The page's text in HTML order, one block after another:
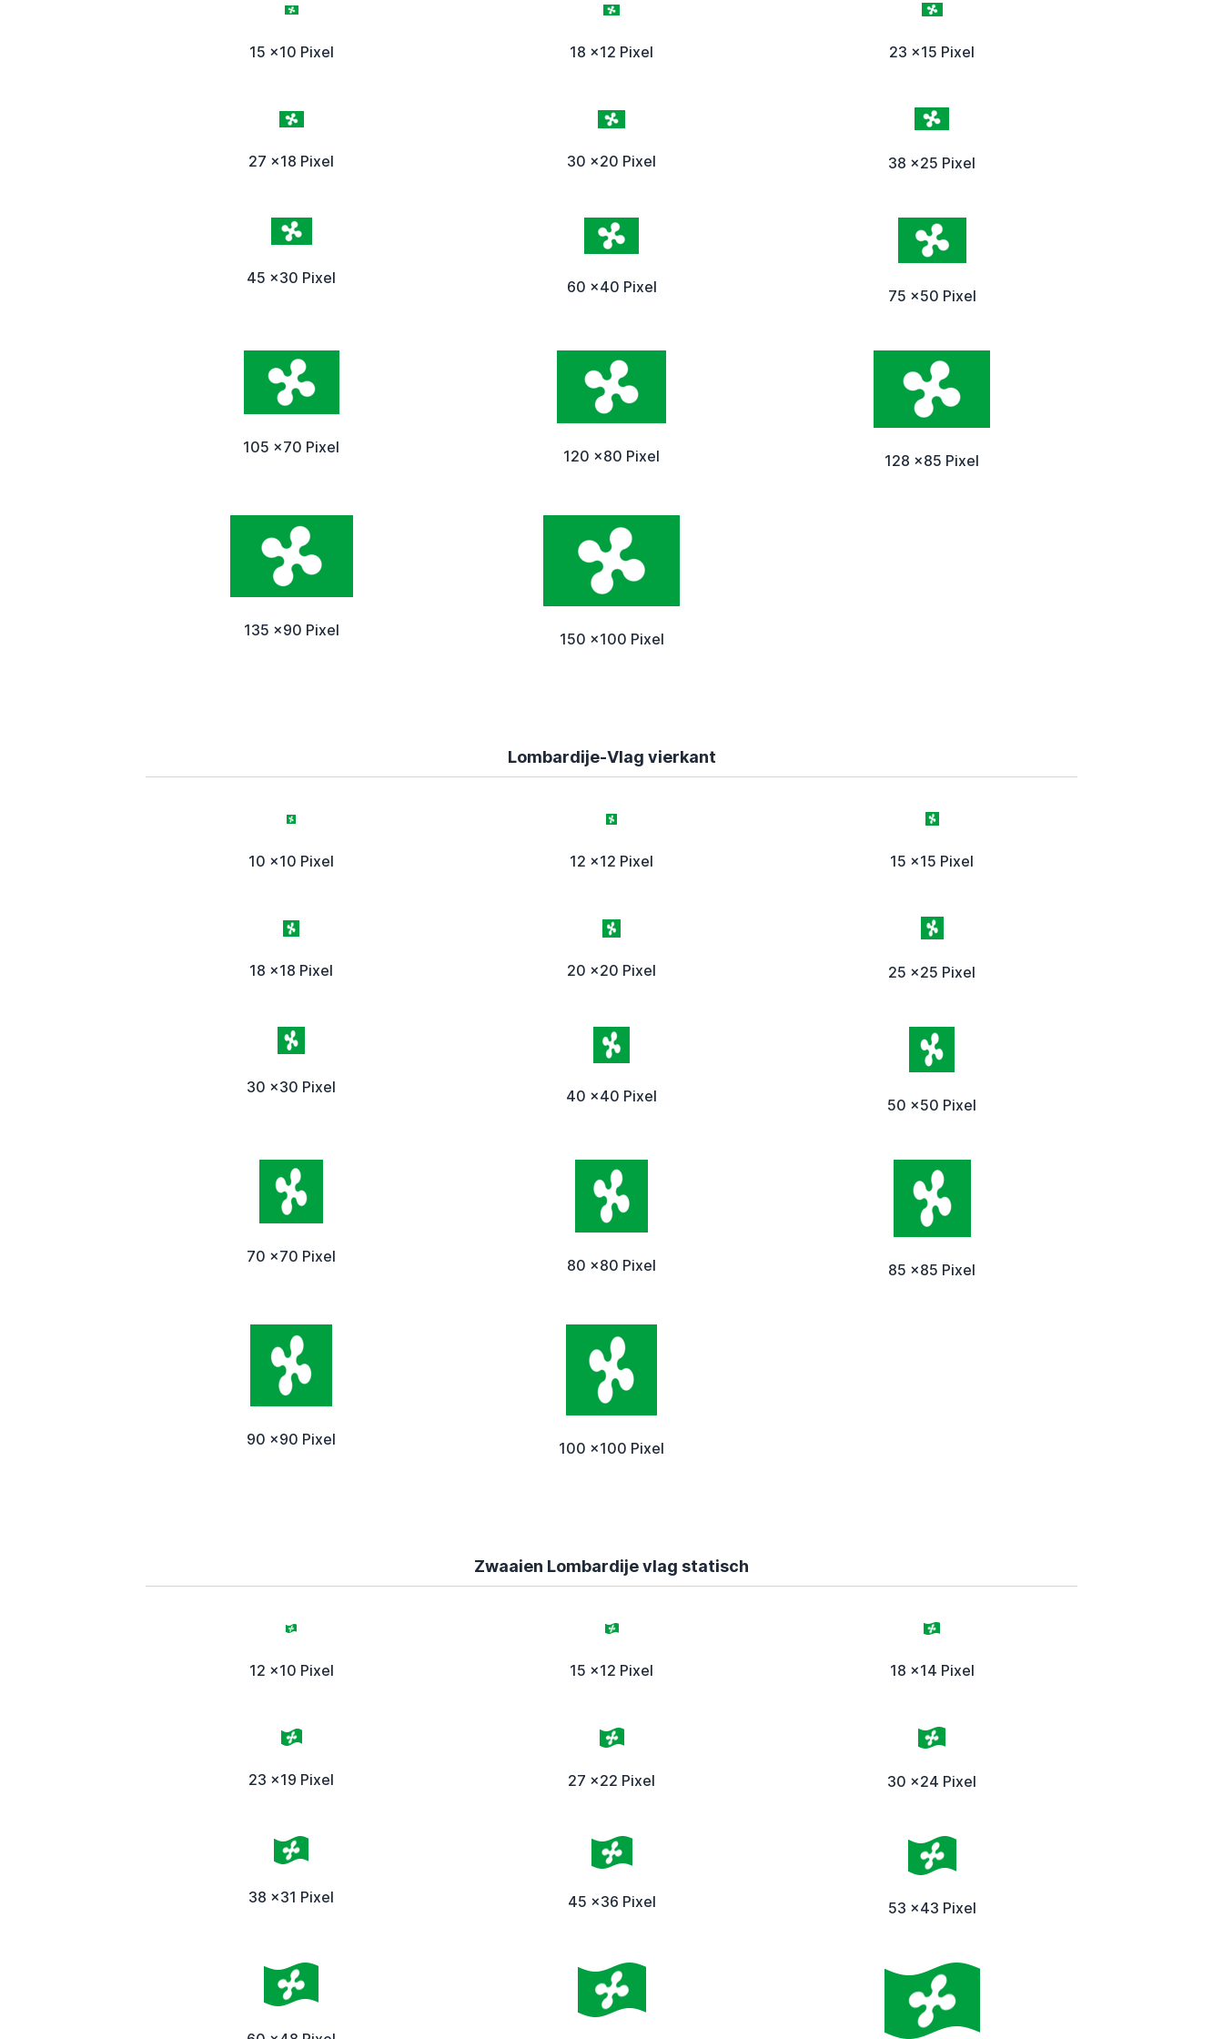
15 x10 Pixel 18 x12 Pixel 23 x15 Pixel
27 x18 Pixel 30 x20 Pixel 38 x25 Pixel
45 x30 Pixel 60 x40 Pixel 75 x50 Pixel
105 x70 Pixel 120 x80 Pixel 128 x85 Pixel
135 x90 Pixel 150 x100 Pixel
Lombardije-Vlag vierkant
10 x10 Pixel 12 x12 Pixel 15 x15 Pixel
18 x18 Pixel 20 x20 Pixel 25 x25 Pixel
30 x30 Pixel 40 x40 Pixel 50 x50 Pixel
70 x70 Pixel 80 x80 Pixel 85 x85 Pixel
90 x90 Pixel 100 x100 Pixel
Zwaaien Lombardije vlag statisch
12 x10 Pixel 15 x12 Pixel 18 x14 Pixel
23 x19 Pixel 27 x22 Pixel 30 x24 Pixel
38 x31 Pixel 45 x36 Pixel 53 x43 Pixel